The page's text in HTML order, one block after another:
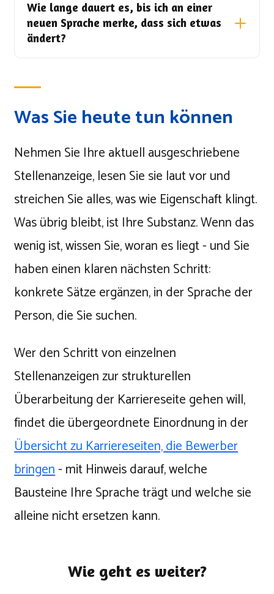
Wie lange dauert es, bis ich an einer
neuen Sprache merke, dass sich etwas
ändert?
Was Sie heute tun können
Nehmen Sie Ihre aktuell ausgeschriebene
Stellenanzeige, lesen Sie sie laut vor und
streichen Sie alles, was wie Eigenschaft klingt.
Was übrig bleibt, ist Ihre Substanz. Wenn das
wenig ist, wissen Sie, woran es liegt - und Sie
haben einen klaren nächsten Schritt:
konkrete Sätze ergänzen, in der Sprache der
Person, die Sie suchen.
Wer den Schritt von einzelnen
Stellenanzeigen zur strukturellen
Überarbeitung der Karriereseite gehen will,
findet die übergeordnete Einordnung in der
Übersicht zu Karriereseiten, die Bewerber
bringen- mit Hinweis darauf, welche
Bausteine Ihre Sprache trägt und welche sie
alleine nicht ersetzen kann.
Wie geht es weiter?